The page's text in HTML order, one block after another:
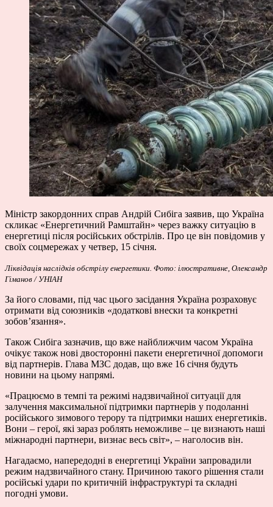
Міністр закордонних справ Андрій Сибіга заявив, що Україна
скликає «Енергетичний Рамштайн» через важку ситуацію в
енергетиці після російських обстрілів. Про це він повідомив у
своїх соцмережах у четвер, 15 січня.
Ліквідація наслідків обстрілу енергетики. Фото: ілюстративне, Олександр
Гіманов / УНІАН
За його словами, під час цього засідання Україна розраховує
отримати від союзників «додаткові внески та конкретні
зобов’язання».
Також Сибіга зазначив, що вже найближчим часом Україна
очікує також нові двосторонні пакети енергетичної допомоги
від партнерів. Глава МЗС додав, що вже 16 січня будуть
новини на цьому напрямі.
«Працюємо в темпі та режимі надзвичайної ситуації для
залучення максимальної підтримки партнерів у подоланні
російського зимового терору та підтримки наших енергетиків.
Вони – герої, які зараз роблять неможливе – це визнають наші
міжнародні партнери, визнає весь світ», – наголосив він.
Нагадаємо, напередодні в енергетиці України запровадили
режим надзвичайного стану. Причиною такого рішення стали
російські удари по критичній інфраструктурі та складні
погодні умови.